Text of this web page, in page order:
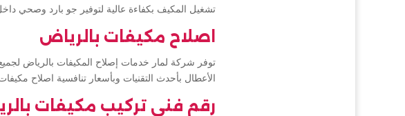
تشغيل المكيف بكفاءة عالية لتوفير جو بارد وصحي
اصلاح مكيفات بالرياض
توفر شركة لمار خدمات إصلاح المكيفات بالرياض لجميع
الأعطال بأحدث التقنيات وبأسعار تنافسية اصلاح
رقم فني تركيب مكيفات